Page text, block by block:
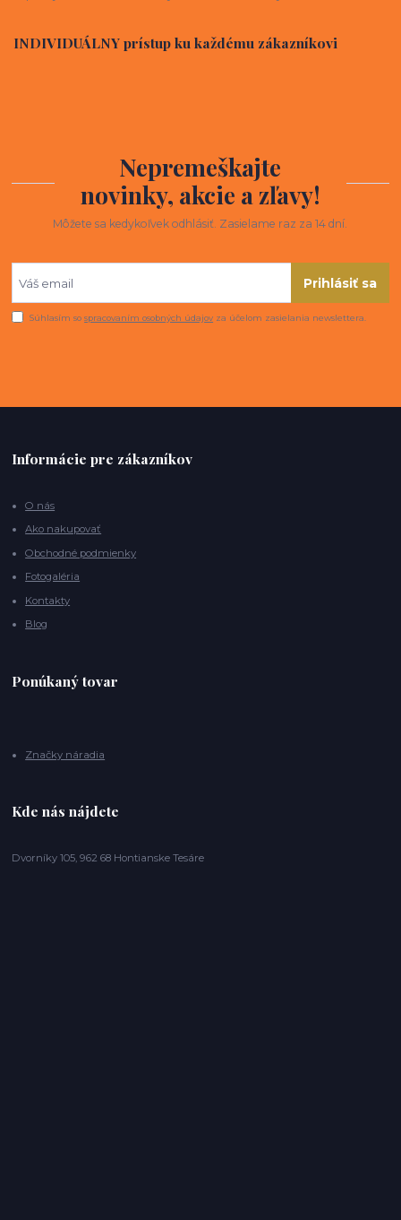
INDIVIDUÁLNY prístup ku každému zákazníkovi
Nepremeškajte
novinky, akcie a zľavy!
Môžete sa kedykoľvek odhlásiť. Zasielame raz za 14 dní.
Prihlásiť sa
Súhlasím sospracovaním osobných údajov za účelom zasielania newslettera.
Informácie pre zákazníkov
O nás
Ako nakupovať
Obchodné podmienky
Fotogaléria
Kontakty
Blog
Ponúkaný tovar
Značky náradia
Kde nás nájdete
Dvorníky 105, 962 68 Hontianske Tesáre